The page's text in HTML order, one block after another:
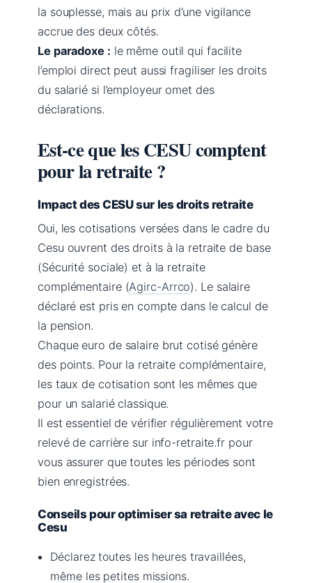
la souplesse, mais au prix d’une vigilance
accrue des deux côtés.
Le paradoxe : le même outil qui facilite
l’emploi direct peut aussi fragiliser les droits
du salarié si l’employeur omet des
déclarations.
Est-ce que les CESU comptent
pour la retraite ?
Impact des CESU sur les droits retraite
Oui, les cotisations versées dans le cadre du
Cesu ouvrent des droits à la retraite de base
(Sécurité sociale) et à la retraite
complémentaire (Agirc-Arrco). Le salaire
déclaré est pris en compte dans le calcul de
la pension.
Chaque euro de salaire brut cotisé génère
des points. Pour la retraite complémentaire,
les taux de cotisation sont les mêmes que
pour un salarié classique.
Il est essentiel de vérifier régulièrement votre
relevé de carrière sur info-retraite.fr pour
vous assurer que toutes les périodes sont
bien enregistrées.
Conseils pour optimiser sa retraite avec le
Cesu
Déclarez toutes les heures travaillées,
même les petites missions.